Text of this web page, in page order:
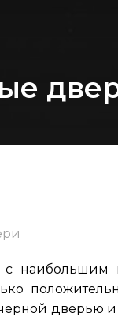
наибольшим
черной дверью